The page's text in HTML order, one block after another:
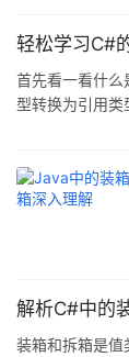
轻松学习C#
首先看一看什
型转换为引用
Bool.Decimal).
组.接口.委托.字
解析C#中的
装箱和拆箱是值